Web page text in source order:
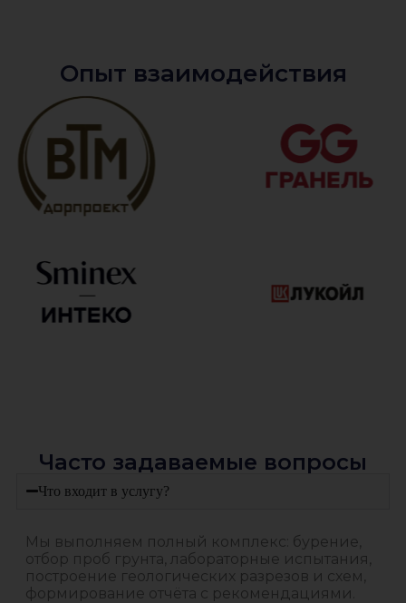
Опыт взаимодействия
Часто задаваемые вопросы
Что входит в услугу?
Мы выполняем полный комплекс: бурение,
отбор проб грунта, лабораторные испытания,
построение геологических разрезов и схем,
формирование отчёта с рекомендациями.